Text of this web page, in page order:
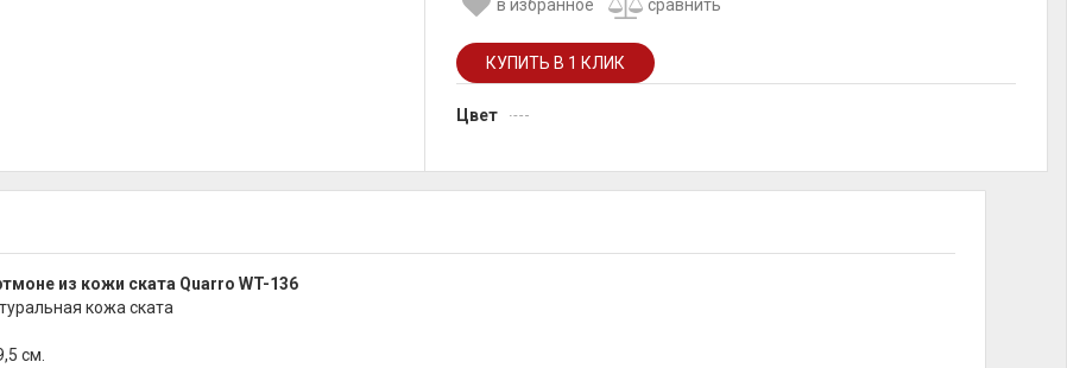
в избранное сравнить
Цвет
из кожи ската Quarro WT-136
кожа ската
см.